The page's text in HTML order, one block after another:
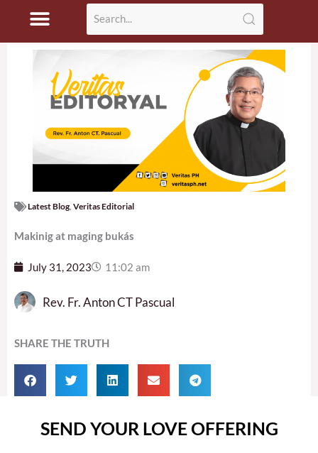
Latest Blog Veritas Editorial
Makinig at maging bukás
July 31, 2023 11:02 am
Rev. Fr. Anton CT Pascual
SHARE THE TRUTH
SEND YOUR LOVE OFFERING